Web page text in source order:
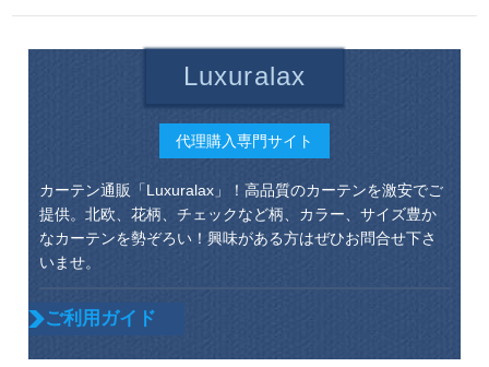
Luxuralax
代理購入専門サイト
カーテン通販「Luxuralax」！高品質のカーテンを激安でご
提供。北欧、花柄、チェックなど柄、カラー、サイズ豊か
なカーテンを勢ぞろい！興味がある方はぜひお問合せ下さ
いませ。
ご利用ガイド